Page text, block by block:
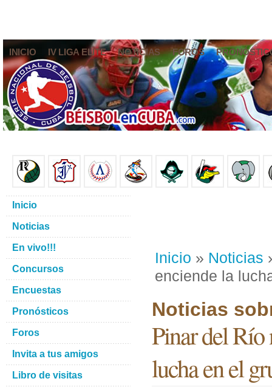
INICIO IV LIGA ELITE NOTICIAS FOROS
Inicio » Noticias
enciende la
Noticias
Pinar del Río
lucha en el
Inicio
Noticias
En vivo!!!
Concursos
Encuestas
Pronósticos
Foros
Invita a tus amigos
Libro de visitas